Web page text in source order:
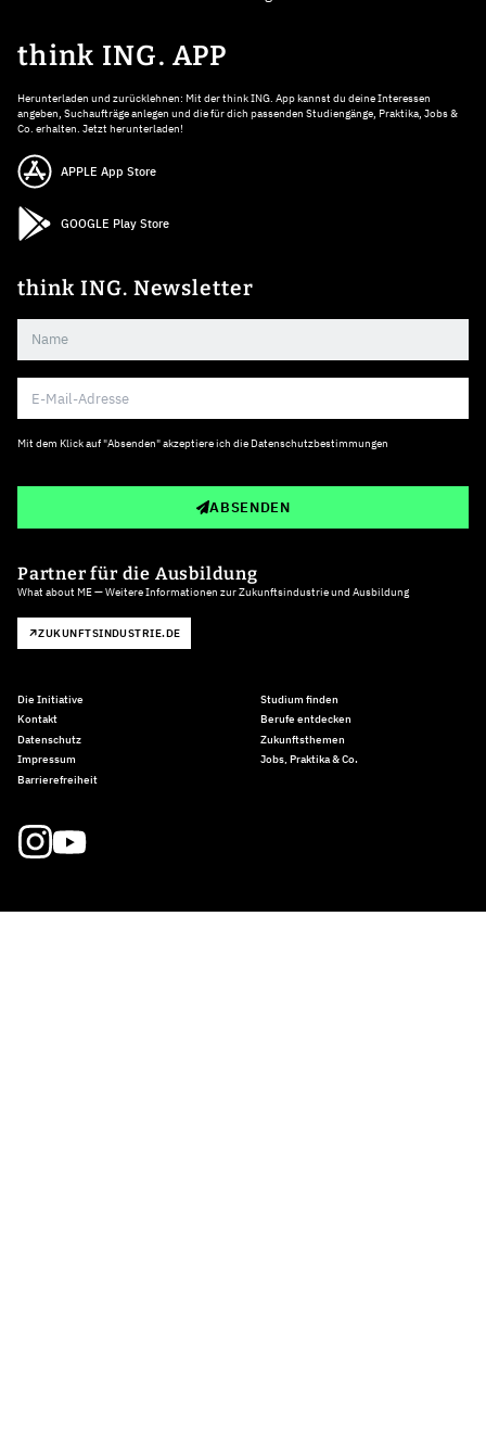
think ING. APP
Herunterladen und zurücklehnen: Mit der think ING. App kannst du deine Interessen
angeben, Suchaufträge anlegen und die für dich passenden Studiengänge, Praktika, Jobs &
Co. erhalten. Jetzt herunterladen!
APPLE App Store
GOOGLE Play Store
think ING. Newsletter
Mit dem Klick auf "Absenden" akzeptiere ich die Datenschutzbestimmungen
ABSENDEN
Partner für die Ausbildung
What about ME — Weitere Informationen zur Zukunftsindustrie und Ausbildung
ZUKUNFTSINDUSTRIE.DE
Die Initiative
Kontakt
Datenschutz
Impressum
Barrierefreiheit
Studium finden
Berufe entdecken
Zukunftsthemen
Jobs, Praktika & Co.